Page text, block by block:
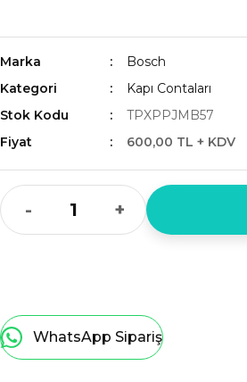
Marka
Bosch
Kategori
Kapı Contaları
Stok Kodu
TPXPPJMB57
Fiyat
600,00 TL + KDV
- +
WhatsApp Sipariş